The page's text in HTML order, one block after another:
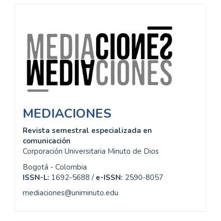
MEDIACIONES
Revista semestral especializada en
comunicación
Corporación Universitaria Minuto de Dios
Bogotá - Colombia
ISSN-L: 1692-5688 / e-ISSN: 2590-8057
mediaciones@uniminuto.edu